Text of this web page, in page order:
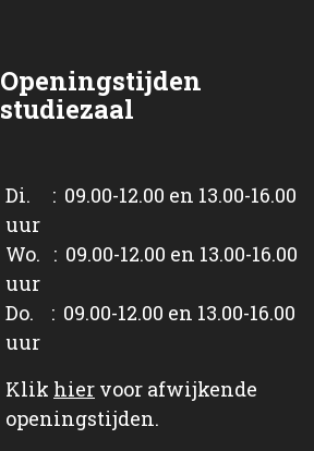
Openingstijden
studiezaal
Di. : 09.00-12.00 en 13.00-16.00
uur
Wo. : 09.00-12.00 en 13.00-16.00
uur
Do. : 09.00-12.00 en 13.00-16.00
uur
Klik hier voor afwijkende
openingstijden.